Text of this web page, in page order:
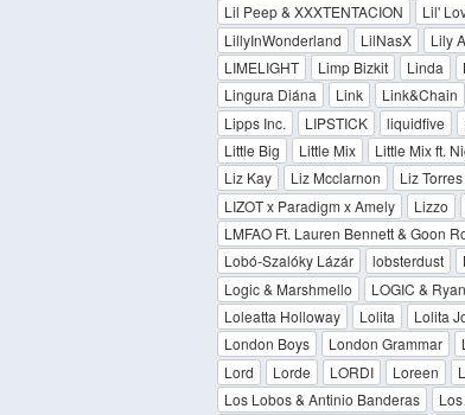
Lil Peep & XXXTENTACION
Lil'
LillyInWonderland
LilNasX Lily
LIMELIGHT
Limp Bizkit Linda
Lingura Diána
Link Link&Chain
Lipps Inc.
LIPSTICK liquidfive
Little Big
Little Mix Little Mix ft.
Liz Kay
Liz Mcclarnon Liz Torres
LIZOT x Paradigm x Amely
Lizzo
LMFAO Ft. Lauren Bennett & Goon
Lobó-Szalóky Lázár
lobsterdust
Logic & Marshmello
LOGIC &
Loleatta Holloway
Lolita Lolita
London Boys
London Grammar
Lord
Lorde LORDI Loreen
Los Lobos & Antinio Banderas